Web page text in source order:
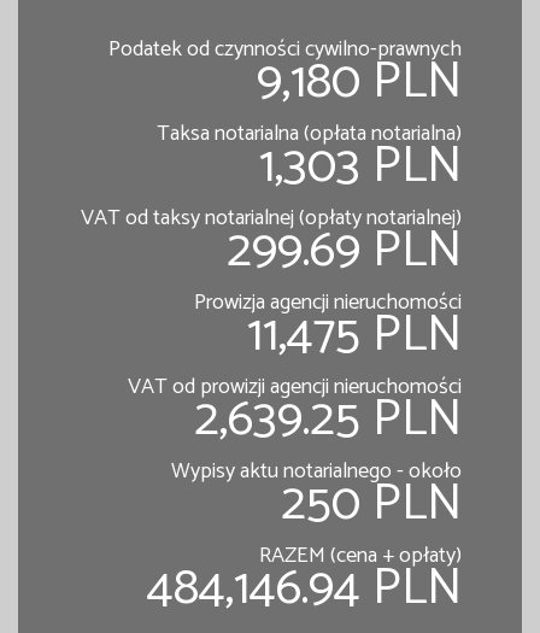
Podatek od czynności cywilno-prawnych
9,180 PLN
Taksa notarialna (opłata notarialna)
1,303 PLN
VAT od taksy notarialnej (opłaty notarialnej)
299.69 PLN
Prowizja agencji nieruchomości
11,475 PLN
VAT od prowizji agencji nieruchomości
2,639.25 PLN
Wypisy aktu notarialnego - około
250 PLN
RAZEM (cena + opłaty)
484,146.94 PLN